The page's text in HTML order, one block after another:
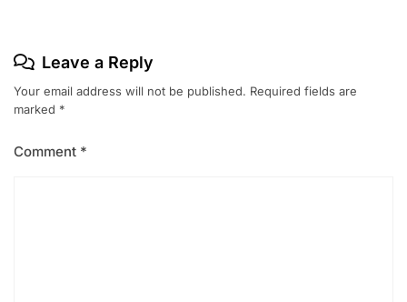
Leave a Reply
Your email address will not be published. Required fields are
marked *
Comment *